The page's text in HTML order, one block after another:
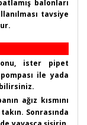
balonları
tavsiye
ister pipet
ile yada
ağız kısmını
Sonrasında